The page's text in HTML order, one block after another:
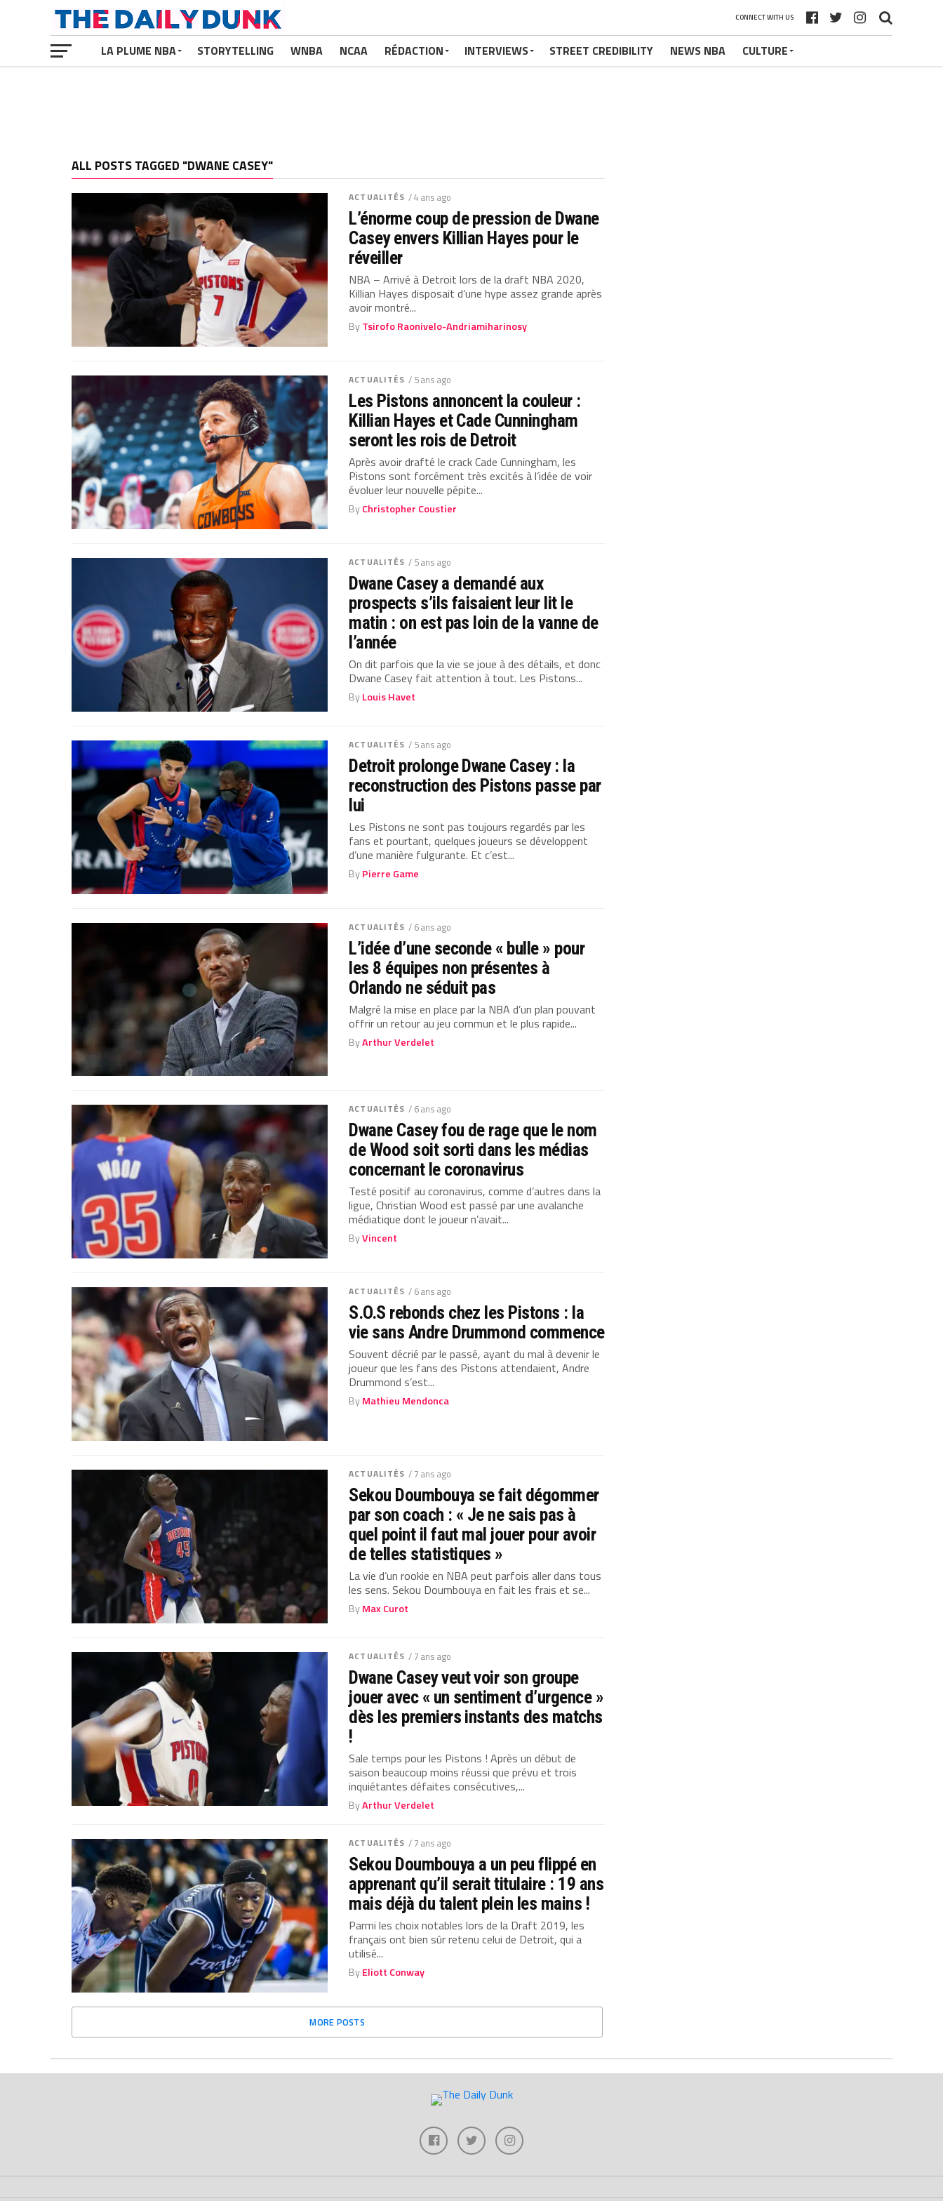
CONNECT WITH US
LA PLUME NBA STORYTELLING WNBA NCAA RÉDACTION INTERVIEWS STREET CREDIBILITY NEWS NBA CULTURE
ALL POSTS TAGGED "DWANE CASEY"
ACTUALITÉS / 4 ans ago
L’énorme coup de pression de Dwane
Casey envers Killian Hayes pour le
réveiller
NBA – Arrivé à Detroit lors de la draft NBA 2020,
Killian Hayes disposait d’une hype assez grande après
avoir montré...
ByTsirofo Raonivelo-Andriamiharinosy
ACTUALITÉS / 5 ans ago
Les Pistons annoncent la couleur :
Killian Hayes et Cade Cunningham
seront les rois de Detroit
Après avoir drafté le crack Cade Cunningham, les
Pistons sont forcément très excités à l’idée de voir
évoluer leur nouvelle pépite...
ByChristopher Coustier
ACTUALITÉS / 5 ans ago
Dwane Casey a demandé aux
prospects s’ils faisaient leur lit le
matin : on est pas loin de la vanne de
l’année
On dit parfois que la vie se joue à des détails, et donc
Dwane Casey fait attention à tout. Les Pistons...
ByLouis Havet
ACTUALITÉS / 5 ans ago
Detroit prolonge Dwane Casey : la
reconstruction des Pistons passe par
lui
Les Pistons ne sont pas toujours regardés par les
fans et pourtant, quelques joueurs se développent
d’une manière fulgurante. Et c’est...
ByPierre Game
ACTUALITÉS / 6 ans ago
L’idée d’une seconde « bulle » pour
les 8 équipes non présentes à
Orlando ne séduit pas
Malgré la mise en place par la NBA d’un plan pouvant
offrir un retour au jeu commun et le plus rapide...
ByArthur Verdelet
ACTUALITÉS / 6 ans ago
Dwane Casey fou de rage que le nom
de Wood soit sorti dans les médias
concernant le coronavirus
Testé positif au coronavirus, comme d’autres dans la
ligue, Christian Wood est passé par une avalanche
médiatique dont le joueur n’avait...
ByVincent
ACTUALITÉS / 6 ans ago
S.O.S rebonds chez les Pistons : la
vie sans Andre Drummond commence
Souvent décrié par le passé, ayant du mal à devenir le
joueur que les fans des Pistons attendaient, Andre
Drummond s’est...
ByMathieu Mendonca
ACTUALITÉS / 7 ans ago
Sekou Doumbouya se fait dégommer
par son coach : « Je ne sais pas à
quel point il faut mal jouer pour avoir
de telles statistiques »
La vie d’un rookie en NBA peut parfois aller dans tous
les sens. Sekou Doumbouya en fait les frais et se...
ByMax Curot
ACTUALITÉS / 7 ans ago
Dwane Casey veut voir son groupe
jouer avec « un sentiment d’urgence »
dès les premiers instants des matchs
!
Sale temps pour les Pistons ! Après un début de
saison beaucoup moins réussi que prévu et trois
inquiétantes défaites consécutives,...
ByArthur Verdelet
ACTUALITÉS / 7 ans ago
Sekou Doumbouya a un peu flippé en
apprenant qu’il serait titulaire : 19 ans
mais déjà du talent plein les mains !
Parmi les choix notables lors de la Draft 2019, les
français ont bien sûr retenu celui de Detroit, qui a
utilisé...
ByEliott Conway
MORE POSTS